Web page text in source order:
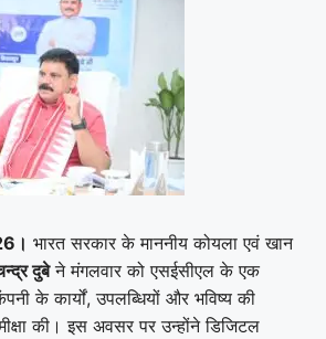
भारत सरकार के माननीय कोयला एवं खान
दुबेने मंगलवार को एसईसीएल के एक
के कार्यों, उपलब्धियों और भविष्य की
की। इस अवसर पर उन्होंने डिजिटल